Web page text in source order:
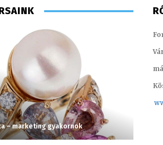
– marketing gyakornok